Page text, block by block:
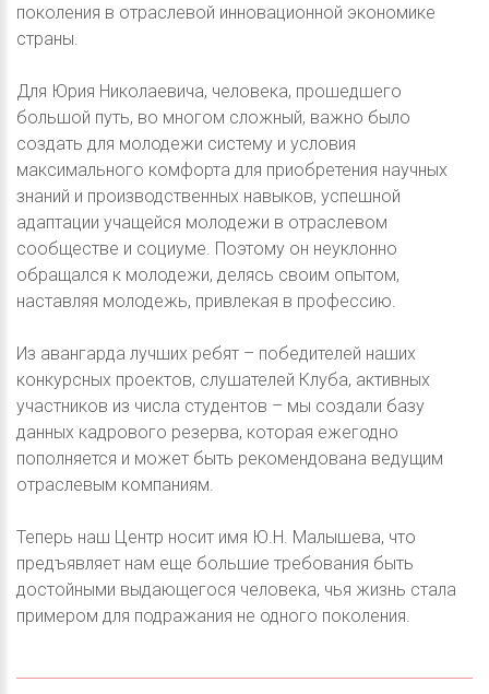
поколения в отраслевой инновационной экономике
страны.
Для Юрия Николаевича, человека, прошедшего
большой путь, во многом сложный, важно было
создать для молодежи систему и условия
максимального комфорта для приобретения научных
знаний и производственных навыков, успешной
адаптации учащейся молодежи в отраслевом
сообществе и социуме. Поэтому он неуклонно
обращался к молодежи, делясь своим опытом,
наставляя молодежь, привлекая в профессию.
Из авангарда лучших ребят – победителей наших
конкурсных проектов, слушателей Клуба, активных
участников из числа студентов – мы создали базу
данных кадрового резерва, которая ежегодно
пополняется и может быть рекомендована ведущим
отраслевым компаниям.
Теперь наш Центр носит имя Ю.Н. Малышева, что
предъявляет нам еще большие требования быть
достойными выдающегося человека, чья жизнь стала
примером для подражания не одного поколения.